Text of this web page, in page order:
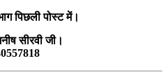
पिछली पोस्ट में।
सीरवी जी।